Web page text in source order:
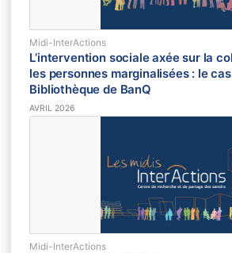
Midi-InterActions
L’intervention sociale axée sur la
les personnes marginalisées : le
Bibliothèque de BanQ
AVRIL 2026
Midi-InterActions